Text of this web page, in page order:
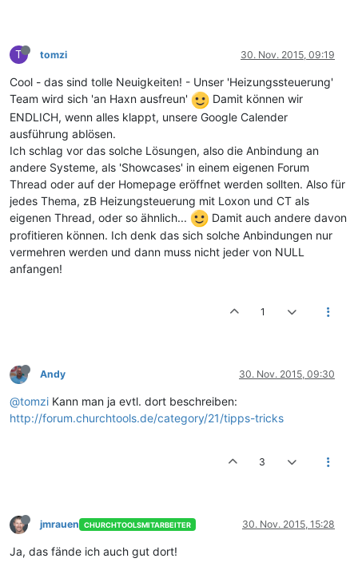
T tomzi 30. Nov. 2015, 09:19
Cool - das sind tolle Neuigkeiten! - Unser 'Heizungssteuerung'
Team wird sich 'an Haxn ausfreun'
Damit können wir
ENDLICH, wenn alles klappt, unsere Google Calender
ausführung ablösen.
Ich schlag vor das solche Lösungen, also die Anbindung an
andere Systeme, als 'Showcases' in einem eigenen Forum
Thread oder auf der Homepage eröffnet werden sollten. Also für
jedes Thema, zB Heizungsteuerung mit Loxon und CT als
eigenen Thread, oder so ähnlich...
Damit auch andere davon
profitieren können. Ich denk das sich solche Anbindungen nur
vermehren werden und dann muss nicht jeder von NULL
anfangen!
1
Andy 30. Nov. 2015, 09:30
@tomzi Kann man ja evtl. dort beschreiben:
http://forum.churchtools.de/category/21/tipps-tricks
3
jmrauen CHURCHTOOLSMITARBEITER 30. Nov. 2015, 15:28
Ja, das fände ich auch gut dort!